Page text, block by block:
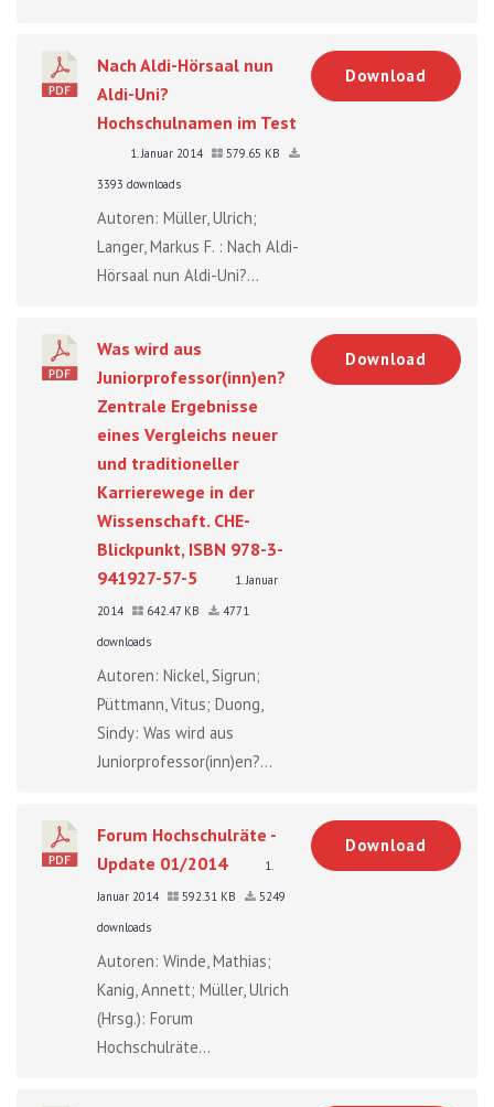
Nach Aldi-Hörsaal nun
Aldi-Uni?
Hochschulnamen im Test
1. Januar 2014
579.65 KB
3393 downloads
Autoren: Müller, Ulrich;
Langer, Markus F. : Nach Aldi-
Hörsaal nun Aldi-Uni?...
Download
Was wird aus
Juniorprofessor(inn)en?
Zentrale Ergebnisse
eines Vergleichs neuer
und traditioneller
Karrierewege in der
Wissenschaft. CHE-
Blickpunkt, ISBN 978-3-
941927-57-5
1. Januar
2014
642.47 KB
4771
downloads
Autoren: Nickel, Sigrun;
Püttmann, Vitus; Duong,
Sindy: Was wird aus
Juniorprofessor(inn)en?...
Download
Forum Hochschulräte -
Update 01/2014
1.
Januar 2014
592.31 KB
5249
downloads
Autoren: Winde, Mathias;
Kanig, Annett; Müller, Ulrich
(Hrsg.): Forum
Hochschulräte...
Download